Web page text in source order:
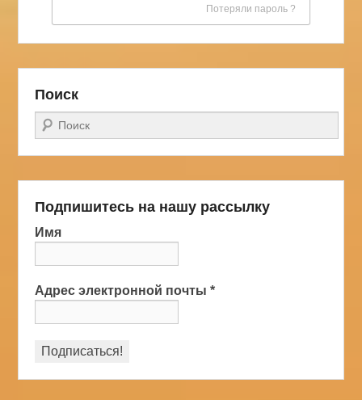
Потеряли пароль ?
Поиск
Поиск
Подпишитесь на нашу рассылку
Имя
Адрес электронной почты*